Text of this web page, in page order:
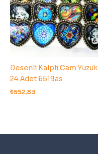
Desenli Kalpli Cam Yüzük
24 Adet 6519as
₺552,83